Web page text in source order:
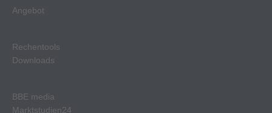
Angebot
Rechentools
Downloads
BBE media
Marktstudien24